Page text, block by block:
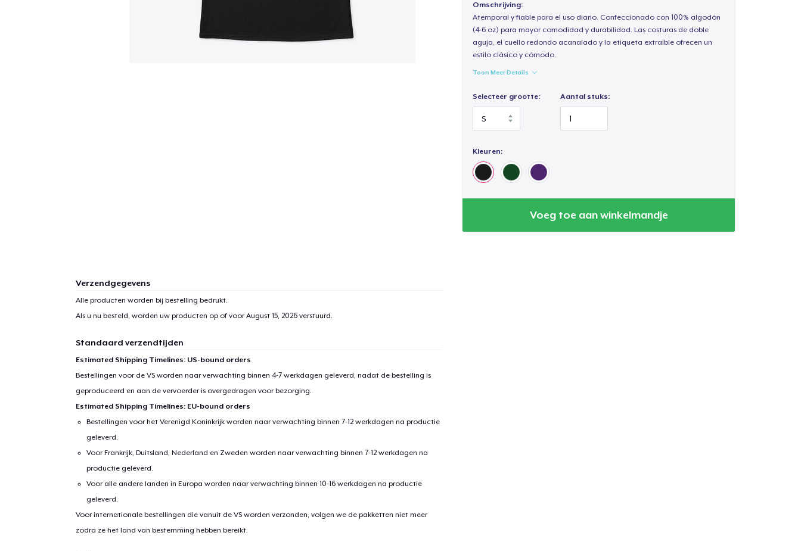
Omschrijving:
Atemporal y fiable para el uso diario. Confeccionado con 100% algodón
(4-6 oz) para mayor comodidad y durabilidad. Las costuras de doble
aguja, el cuello redondo acanalado y la etiqueta extraíble ofrecen un
estilo clásico y cómodo.
Toon Meer Details
Selecteer grootte: Aantal stuks:
Kleuren:
Voeg toe aan winkelmandje
Verzendgegevens
Alle producten worden bij bestelling bedrukt.
Als u nu besteld, worden uw producten op of voorAugust 15, 2026verstuurd.
Standaard verzendtijden
Estimated Shipping Timelines: US-bound orders
Bestellingen voor de VS worden naar verwachting binnen 4-7 werkdagen geleverd, nadat de bestelling is
geproduceerd en aan de vervoerder is overgedragen voor bezorging.
Estimated Shipping Timelines: EU-bound orders
Bestellingen voor het Verenigd Koninkrijk worden naar verwachting binnen 7-12 werkdagen na productie
geleverd.
Voor Frankrijk, Duitsland, Nederland en Zweden worden naar verwachting binnen 7-12 werkdagen na
productie geleverd.
Voor alle andere landen in Europa worden naar verwachting binnen 10-16 werkdagen na productie
geleverd.
Voor internationale bestellingen die vanuit de VS worden verzonden, volgen we de pakketten niet meer
zodra ze het land van bestemming hebben bereikt.